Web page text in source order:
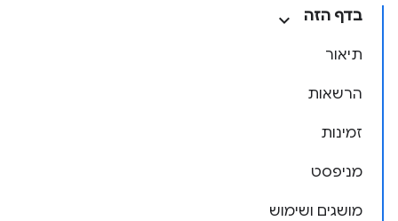
בדף הזה
תיאור
הרשאות
זמינות
מניפסט
מושגים ושימוש